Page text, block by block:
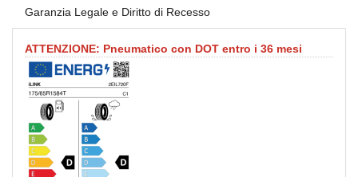
Garanzia Legale e Diritto di Recesso
ATTENZIONE: Pneumatico con DOT entro i 36 mesi